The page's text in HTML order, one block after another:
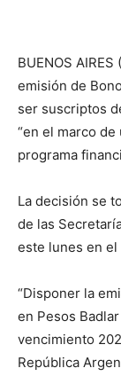
BUENOS
emisión de
ser suscriptos
“en el marco
programa
La decisión se
de las
este lunes en
“Disponer la
en Pesos
vencimiento
República